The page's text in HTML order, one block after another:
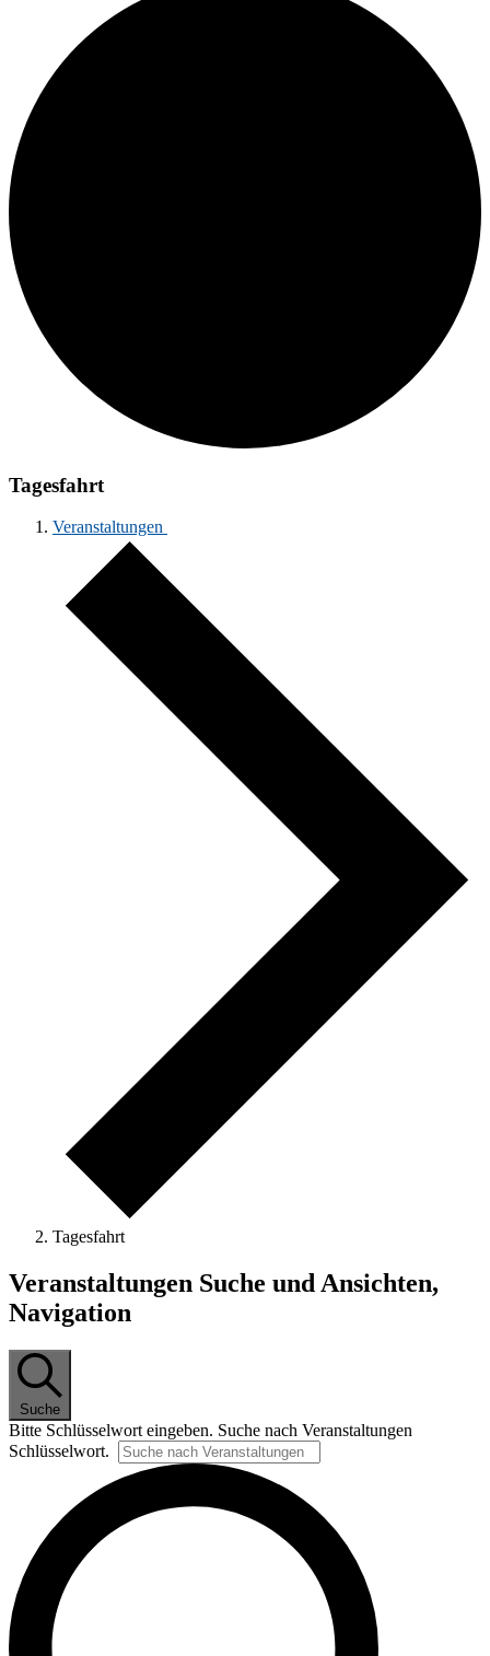
Tagesfahrt
Veranstaltungen
Tagesfahrt
Veranstaltungen
Veranstaltungen Suche und Ansichten,
Navigation
Suche
Bit­te Schlüs­sel­wort ein­ge­ben. Su­che nach Ver­an­stal­tun­gen
Schlüsselwort.